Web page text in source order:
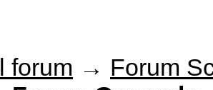
forum → Forum